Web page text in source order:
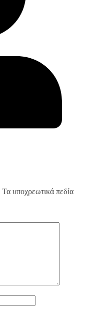
Τα υποχρεωτικά πεδία